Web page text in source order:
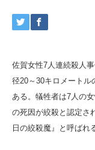
佐賀女性7人連続殺人
径20～30キロメートル
ある。犠牲者は7人の
の死因が絞殺と認定さ
日の絞殺魔』と呼ばれ